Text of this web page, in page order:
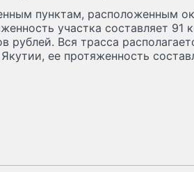
пунктам, расположенным
участка составляет 91
рублей. Вся трасса
ее протяженность